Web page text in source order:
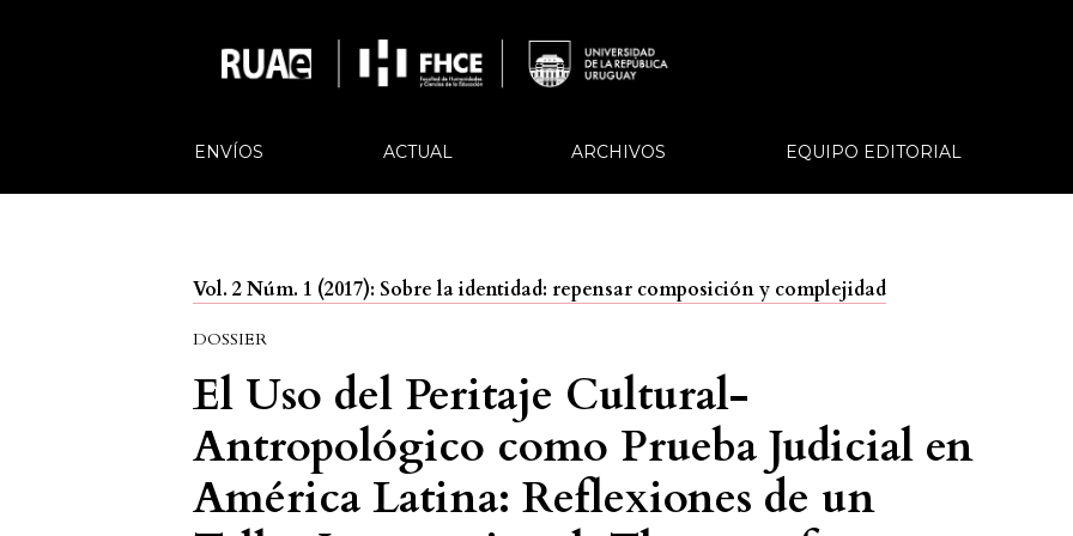
ENVÍOS ACTUAL ARCHIVOS EQUIPO EDITORIAL
Vol. 2 Núm. 1 (2017): Sobre la identidad: repensar composición y complejidad
DOSSIER
El Uso del Peritaje Cultural-
Antropológico como Prueba Judicial en
América Latina: Reflexiones de un